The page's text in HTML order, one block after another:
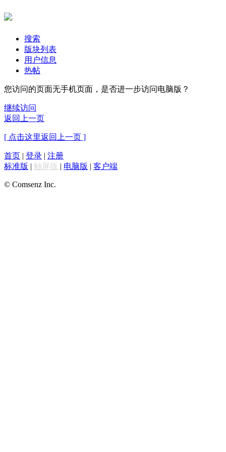
搜索
版块列表
用户信息
热帖
您访问的页面无手机页面，是否进一步访问电脑版？
继续访问
返回上一页
[ 点击这里返回上一页 ]
首页 | 登录 | 注册
标准版 | 触屏版 | 电脑版 | 客户端
© Comsenz Inc.